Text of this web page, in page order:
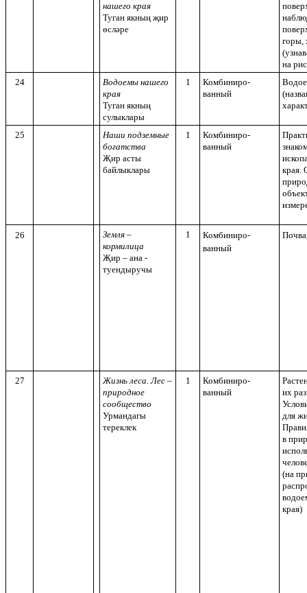
нашего края
Туган якның җир
өсләре
горы,
на
24
Водоемы нашего
края
Туган якның
сулыклары
1
Комбиниро-
ванный
25
Наши подземные
богатства
Җир асты
байлыклары
1
Комбиниро-
ванный
края.
26
Земля –
кормилица
Җир – ана -
туендыручы
1
Комбиниро-
ванный
27
Жизнь леса. Лес –
природное
сообщество
Урмандагы
тереклек
1
Комбиниро-
ванный
их
для
в
(на
края)